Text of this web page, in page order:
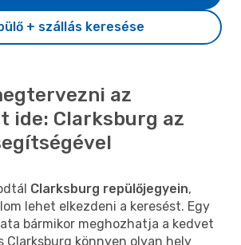
+ szállás keresése
az
ide: Clarksburg az
Clarksburg repülőjegyein,
lehet elkezdeni a keresést. Egy
bármikor meghozhatja a kedvet
Clarksburg könnyen olyan hely